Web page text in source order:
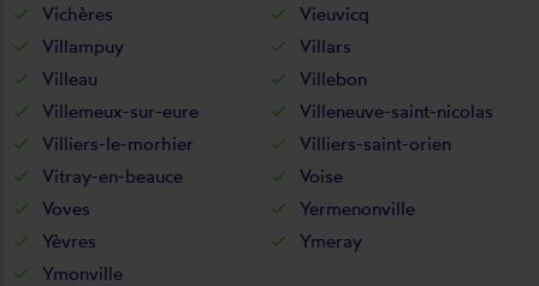
Vichères
Vieuvicq
Villampuy
Villars
Villeau
Villebon
Villemeux-sur-eure
Villeneuve-saint-nicolas
Villiers-le-morhier
Villiers-saint-orien
Vitray-en-beauce
Voise
Voves
Yermenonville
Yèvres
Ymeray
Ymonville